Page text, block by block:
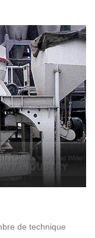
de technique